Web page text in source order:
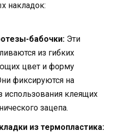
накладок:
бабочки: Эти
из гибких
цвет и форму
фиксируются на
использования клеящих
зацепа.
из термопластика: